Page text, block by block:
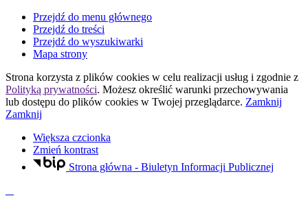
Przejdź do menu głównego
Przejdź do treści
Przejdź do wyszukiwarki
Mapa strony
Strona korzysta z plików cookies w celu realizacji usług i zgodnie z
Polityką prywatności. Możesz określić warunki przechowywania
lub dostępu do plików cookies w Twojej przeglądarce. Zamknij
Zamknij
Większa czcionka
Zmień kontrast
Strona główna - Biuletyn Informacji Publicznej